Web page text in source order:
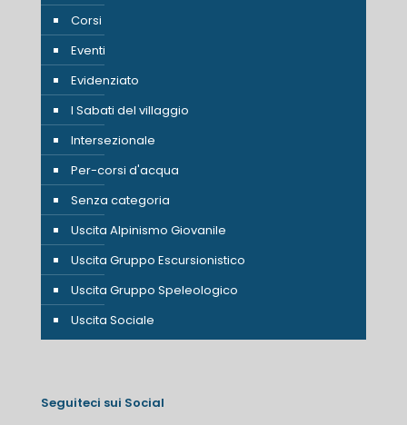
Corsi
Eventi
Evidenziato
I Sabati del villaggio
Intersezionale
Per-corsi d'acqua
Senza categoria
Uscita Alpinismo Giovanile
Uscita Gruppo Escursionistico
Uscita Gruppo Speleologico
Uscita Sociale
Seguiteci sui Social